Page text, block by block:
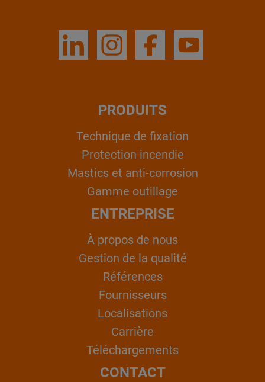
PRODUITS
Technique de fixation
Protection incendie
Mastics et anti-corrosion
Gamme outillage
ENTREPRISE
À propos de nous
Gestion de la qualité
Références
Fournisseurs
Localisations
Carrière
Téléchargements
CONTACT